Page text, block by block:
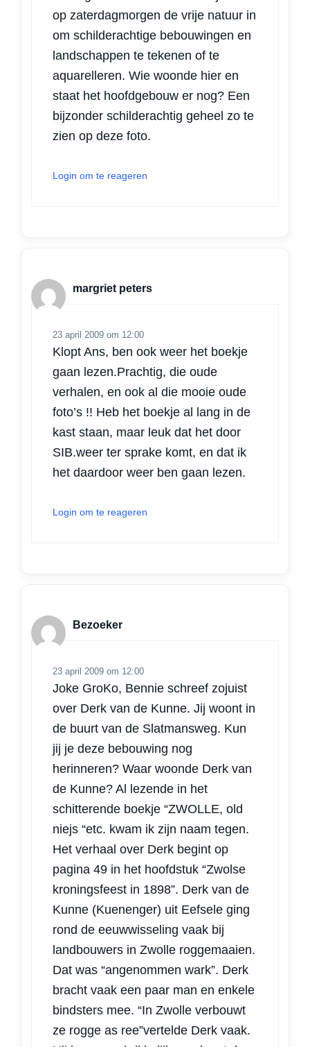
op zaterdagmorgen de vrije natuur in
om schilderachtige bebouwingen en
landschappen te tekenen of te
aquarelleren. Wie woonde hier en
staat het hoofdgebouw er nog? Een
bijzonder schilderachtig geheel zo te
zien op deze foto.
Login om te reageren
margriet peters
23 april 2009 om 12:00
Klopt Ans, ben ook weer het boekje
gaan lezen.Prachtig, die oude
verhalen, en ook al die mooie oude
foto’s !! Heb het boekje al lang in de
kast staan, maar leuk dat het door
SIB.weer ter sprake komt, en dat ik
het daardoor weer ben gaan lezen.
Login om te reageren
Bezoeker
23 april 2009 om 12:00
Joke GroKo, Bennie schreef zojuist
over Derk van de Kunne. Jij woont in
de buurt van de Slatmansweg. Kun
jij je deze bebouwing nog
herinneren? Waar woonde Derk van
de Kunne? Al lezende in het
schitterende boekje “ZWOLLE, old
niejs “etc. kwam ik zijn naam tegen.
Het verhaal over Derk begint op
pagina 49 in het hoofdstuk “Zwolse
kroningsfeest in 1898”. Derk van de
Kunne (Kuenenger) uit Eefsele ging
rond de eeuwwisseling vaak bij
landbouwers in Zwolle roggemaaien.
Dat was “angenommen wark”. Derk
bracht vaak een paar man en enkele
bindsters mee. “In Zwolle verbouwt
ze rogge as ree”vertelde Derk vaak.